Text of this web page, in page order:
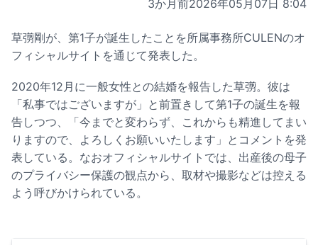
3か月前2026年05月07日 8:04
草彅剛が、第1子が誕生したことを所属事務所CULENのオ
フィシャルサイトを通じて発表した。
2020年12月に一般女性との結婚を報告した草彅。彼は
「私事ではございますが」と前置きして第1子の誕生を報
告しつつ、「今までと変わらず、これからも精進してまい
りますので、よろしくお願いいたします」とコメントを発
表している。なおオフィシャルサイトでは、出産後の母子
のプライバシー保護の観点から、取材や撮影などは控える
よう呼びかけられている。